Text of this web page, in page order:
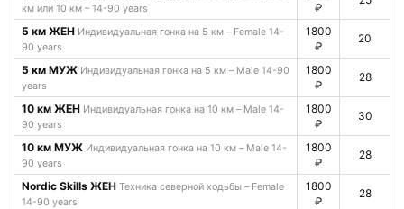
км или 10 км – 14-90 years
₽
5 км ЖЕН Индивидуальная гонка на 5 км – Female 14-
90 years
1800
₽
20
5 км МУЖ Индивидуальная гонка на 5 км – Male 14-90
years
1800
₽
28
10 км ЖЕН Индивидуальная гонка на 10 км – Male 14-
90 years
1800
₽
30
10 км МУЖ Индивидуальная гонка на 10 км – Male 14-
90 years
1800
₽
28
Nordic Skills ЖЕН Техника северной ходьбы – Female
14-90 years
1800
₽
28